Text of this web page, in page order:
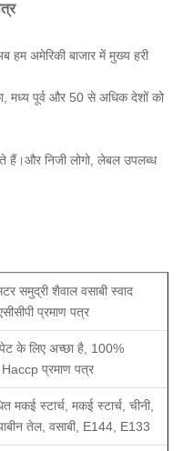
हम अमेरिकी बाजार में मुख्य हरी
मध्य पूर्व और 50 से अधिक देशों को
हैं।और निजी लोगो, लेबल उपलब्ध
समुद्री शैवाल वसाबी स्वाद
प्रमाण पत्र
के लिए अच्छा है, 100%
प्रमाण पत्र
मकई स्टार्च, मकई स्टार्च, चीनी,
तेल, वसाबी, E144, E133